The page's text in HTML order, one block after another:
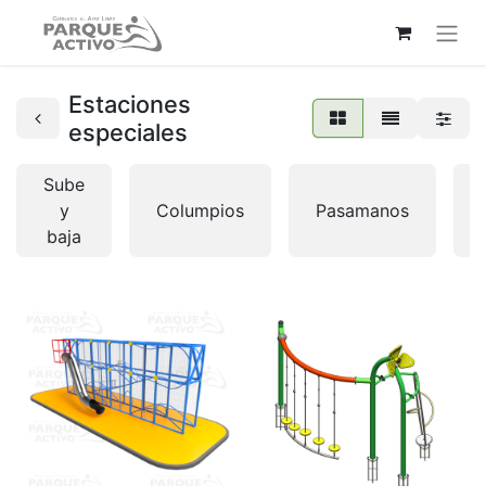
Estaciones
especiales
Sube
y
baja
Columpios Pasamanos